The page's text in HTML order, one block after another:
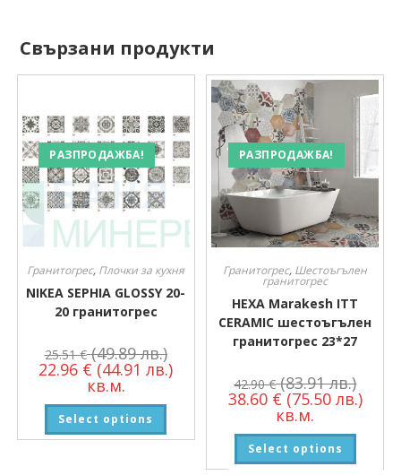
Свързани продукти
РАЗПРОДАЖБА!
Гранитогрес, Плочки за кухня
NIKEA SEPHIA GLOSSY 20-
20 гранитогрес
25.51€ (49.89 лв.)
22.96 € (44.91 лв.)
кв.м.
Select options
РАЗПРОДАЖБА!
Гранитогрес, Шестоъгълен
гранитогрес
HEXA Marakesh ITT
CERAMIC шестоъгълен
гранитогрес 23*27
42.90€ (83.91 лв.)
38.60 € (75.50 лв.)
кв.м.
Select options